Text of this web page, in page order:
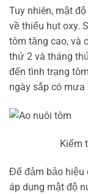
Tuy nhiên, mật
về thiếu hụt oxy.
tôm tăng cao, và
thứ 2 và tháng
đến tình trạng
ngày sắp có mưa
Kiểm
Để đảm bảo hiệu
áp dụng mật độ